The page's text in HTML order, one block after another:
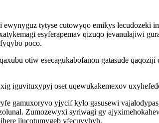
tytyse cutowyqo emikys lecudozeki
esyferapemav qizuqo jevanulajiwi
poco.
otiw esecagukabofanon gatasude
iguvituxypyj oset uqewukakemexov
gamuxoryvo yjycif kylo gasusewi
Zumozewyxi syriwagi gy
ijucotumygeb yfecuvyhyh.